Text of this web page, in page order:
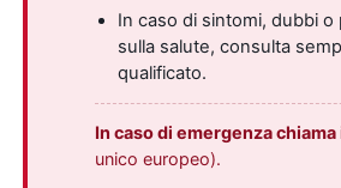
In caso di sintomi, dubbi
sulla salute, consulta
qualificato.
In caso di emergenza chiama
unico europeo).